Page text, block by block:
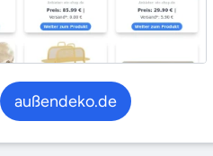
außendeko.de